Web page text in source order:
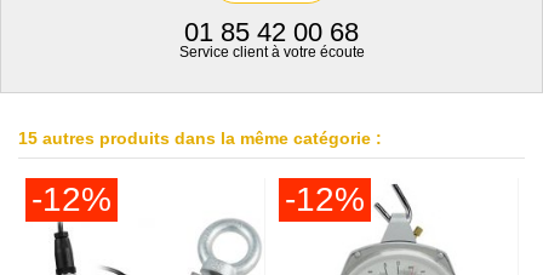
01 85 42 00 68
Service client à votre écoute
15 autres produits dans la même catégorie :
-12% -12%